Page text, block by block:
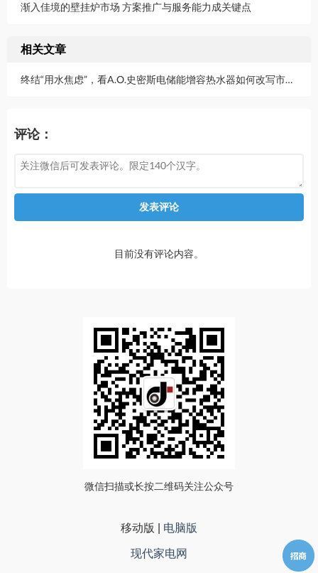
渐入佳境的壁挂炉市场 方案推广与服务能力成关键点
相关文章
终结“用水焦虑”，看A.O.史密斯电储能增容热水器如何改写市场格局
评论：
发表评论
目前没有评论内容。
微信扫描或长按二维码关注公众号
移动版 电脑版
现代家电网